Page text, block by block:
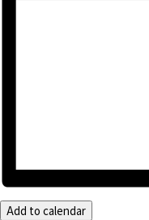
Add to calendar